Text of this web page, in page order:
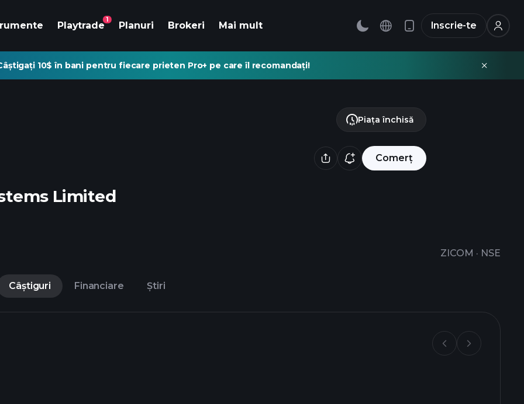
Playtrade
1
Planuri Brokeri Mai mult Inscrie-te
10$ în bani pentru fiecare prieten Pro+ pe care îl recomandați!
Comerț
Limited
ZICOM · NSE
Piața închisă
Câștiguri Financiare Știri